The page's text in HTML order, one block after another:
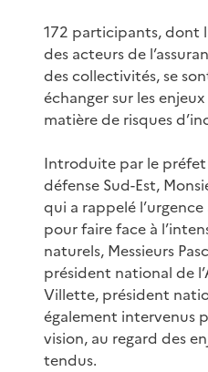
172 participants, dont
des acteurs de
des collectivités, se
échanger sur les
matière de risques
Introduite par le préfet
défense Sud-Est,
qui a rappelé
pour faire face à
naturels, Messieurs
président national de
Villette, président
également intervenus
vision, au regard des
tendus.